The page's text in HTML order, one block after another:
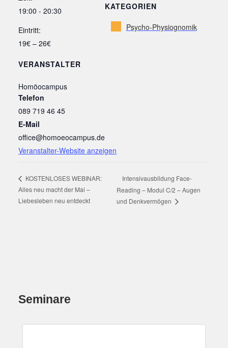
19:00 - 20:30
Eintritt:
19€ – 26€
KATEGORIEN
Psycho-Physiognomik
VERANSTALTER
Homöocampus
Telefon
089 719 46 45
E-Mail
office@homoeocampus.de
Veranstalter-Website anzeigen
KOSTENLOSES WEBINAR:
Alles neu macht der Mai –
Liebesleben neu entdeckt
Intensivausbildung Face-
Reading – Modul C/2 – Augen
und Denkvermögen
Seminare